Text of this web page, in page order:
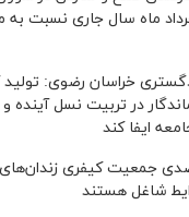
ماه سال جاری نسبت
خراسان رضوی: تولید
در تربیت نسل آینده
ایفا کند
شاغل هستند